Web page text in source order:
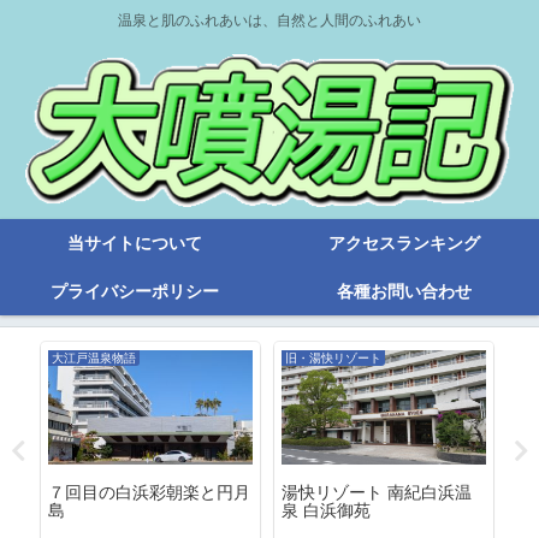
温泉と肌のふれあいは、自然と人間のふれあい
当サイトについて アクセスランキング
プライバシーポリシー 各種お問い合わせ
大江戸温泉物語
７回目の白浜彩朝楽と円月
島
旧・湯快リゾート
湯快リゾート 南紀白浜温
泉 白浜御苑